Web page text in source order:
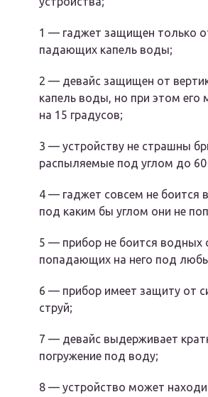
1 — гаджет защищен только
падающих капель воды;
2 — девайс защищен от
капель воды, но при этом его
на 15 градусов;
3 — устройству не страшны
распыляемые под углом до 60
4 — гаджет совсем не боится
под каким бы углом они не
5 — прибор не боится водных
попадающих на него под
6 — прибор имеет защиту от
струй;
7 — девайс выдерживает
погружение под воду;
8 — устройство может